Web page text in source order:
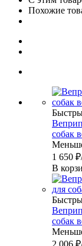
Похожие
собак
1 650 ₽
В
собак